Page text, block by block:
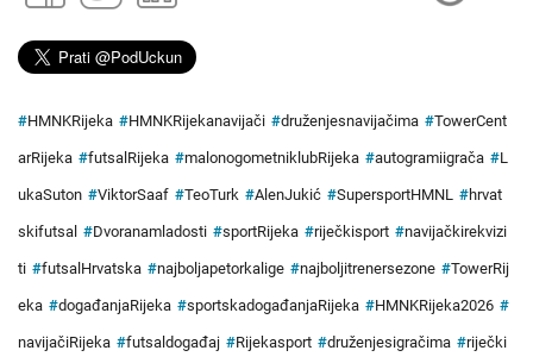
#HMNKRijeka #HMNKRijekanavijači #druženjesnavijačima #TowerCent
arRijeka #futsalRijeka #malonogometniklubRijeka #autogramiigrača #L
ukaSuton #ViktorSaaf #TeoTurk #AlenJukić #SupersportHMNL #hrvat
skifutsal #Dvoranamladosti #sportRijeka #riječkisport #navijačkirekvizi
ti #futsalHrvatska #najboljapetorkalige #najboljitrenersezone #TowerRij
eka #događanjaRijeka #sportskadogađanjaRijeka #HMNKRijeka2026 #
navijačiRijeka #futsaldogađaj #Rijekasport #druženjesigračima #riječki